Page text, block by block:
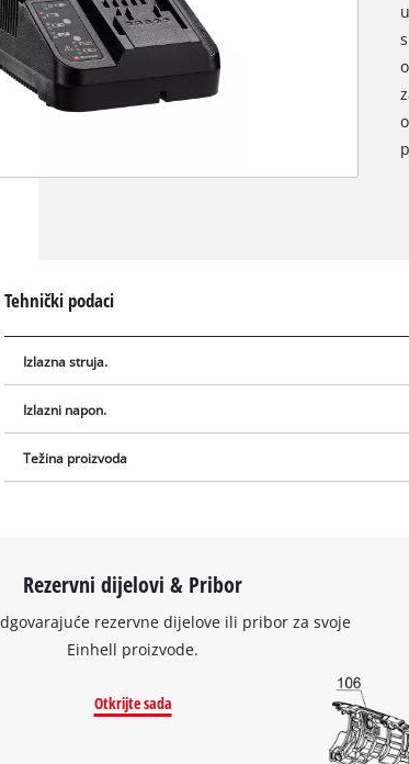
to
Tehnički podaci
Izlazna struja.
Izlazni napon.
Težina proizvoda
Rezervni dijelovi & Pribor
rezervne dijelove ili pribor za svoje
Einhell proizvode.
Otkrijte sada